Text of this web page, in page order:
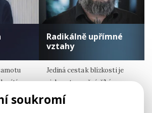
cítí
Radikálně upřímné
vztahy
Jediná cesta k blízkosti je
riskovat zranění, říká
v rozhovoru psycholog
Jan Benda.
soukromí